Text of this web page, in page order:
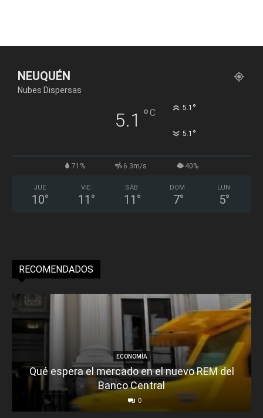
NEUQUÉN
Nubes Dispersas
5.1 °C 5.1 °
5.1 °
71% 6.3m/s 40%
JUE
10°
VIE
11 °
SÁB
11 °
DOM
7°
LUN
5°
RECOMENDADOS
ECONOMÍA
Qué espera el mercado en el nuevo REM del
Banco Central
0